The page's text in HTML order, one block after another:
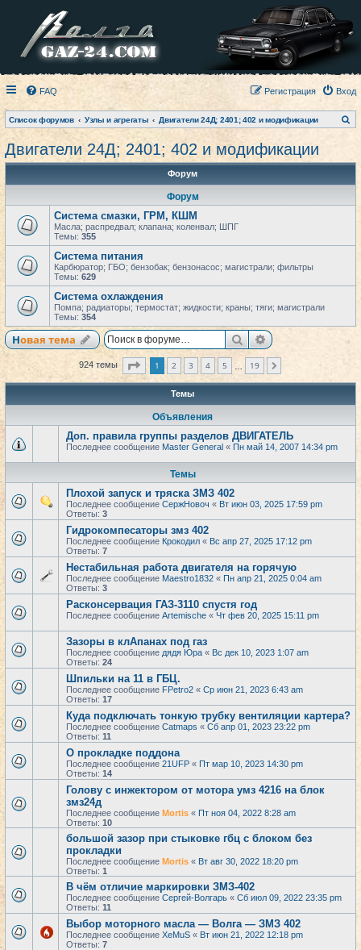
FAQ Вход
Регистрация
Список форумов Узлы и агрегаты Двигатели 24Д; 2401; 402 и модификации
о
Двигатели 24Д; 2401; 402 и модификации
Форум
Форум
Система смазки, ГРМ, КШМ
Масла; распредвал; клапана; коленвал; ШПГ
Темы: 355
Система питания
Карбюратор; ГБО; бензобак; бензонасос; магистрали; фильтры
Темы: 629
Система охлаждения
Помпа; радиаторы; термостат; жидкости; краны; тяги; магистрали
Темы: 354
Новая тема ПоискРасширенный
924 темы Страница из
1 2 3 4 5 19
Темы
Объявления
Доп. правила группы разделов ДВИГАТЕЛЬ
Последнее сообщение Master General « Пн май 14, 2007 14:34 pm
Темы
Плохой запуск и тряска ЗМЗ 402
Последнее сообщение СержНовоч « Вт июн 03, 2025 17:59 pm
Ответы: 3
Гидрокомпесаторы змз 402
Последнее сообщение Крокодил « Вс апр 27, 2025 17:12 pm
Ответы: 7
Нестабильная работа двигателя на горячую
Последнее сообщение Maestro1832 « Пн апр 21, 2025 0:04 am
Ответы: 3
Расконсервация ГАЗ-3110 спустя год
Последнее сообщение Artemische « Чт фев 20, 2025 15:11 pm
Зазоры в клАпанах под газ
Последнее сообщение дядя Юра « Вс дек 10, 2023 1:07 am
Ответы: 24
Шпильки на 11 в ГБЦ.
Последнее сообщение FPetro2 « Ср июн 21, 2023 6:43 am
Ответы: 17
Куда подключать тонкую трубку вентиляции картера?
Последнее сообщение Catmaps « Сб апр 01, 2023 23:22 pm
Ответы: 11
О прокладке поддона
Последнее сообщение 21UFP « Пт мар 10, 2023 14:30 pm
Ответы: 14
Голову с инжектором от мотора умз 4216 на блок
змз24д
Последнее сообщение Mortis « Пт ноя 04, 2022 8:28 am
Ответы: 10
большой зазор при стыковке гбц с блоком без
прокладки
Последнее сообщение Mortis « Вт авг 30, 2022 18:20 pm
Ответы: 1
В чём отличие маркировки ЗМЗ-402
Последнее сообщение Сергей-Волгарь « Сб июл 09, 2022 23:35 pm
Ответы: 11
Выбор моторного масла — Волга — ЗМЗ 402
Последнее сообщение XeMuS « Вт июн 21, 2022 12:18 pm
Ответы: 7